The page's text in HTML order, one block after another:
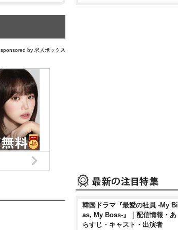
sponsored by 求人ボックス
韓国ドラマ『最愛の社員 -My Bi
as, My Boss-』｜配信情報・あ
らすじ・キャスト・出演者